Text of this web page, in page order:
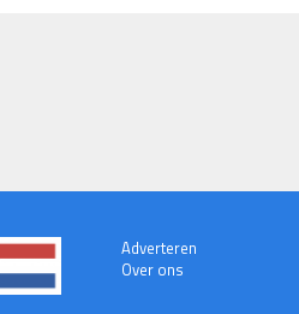
Adverteren
Over ons